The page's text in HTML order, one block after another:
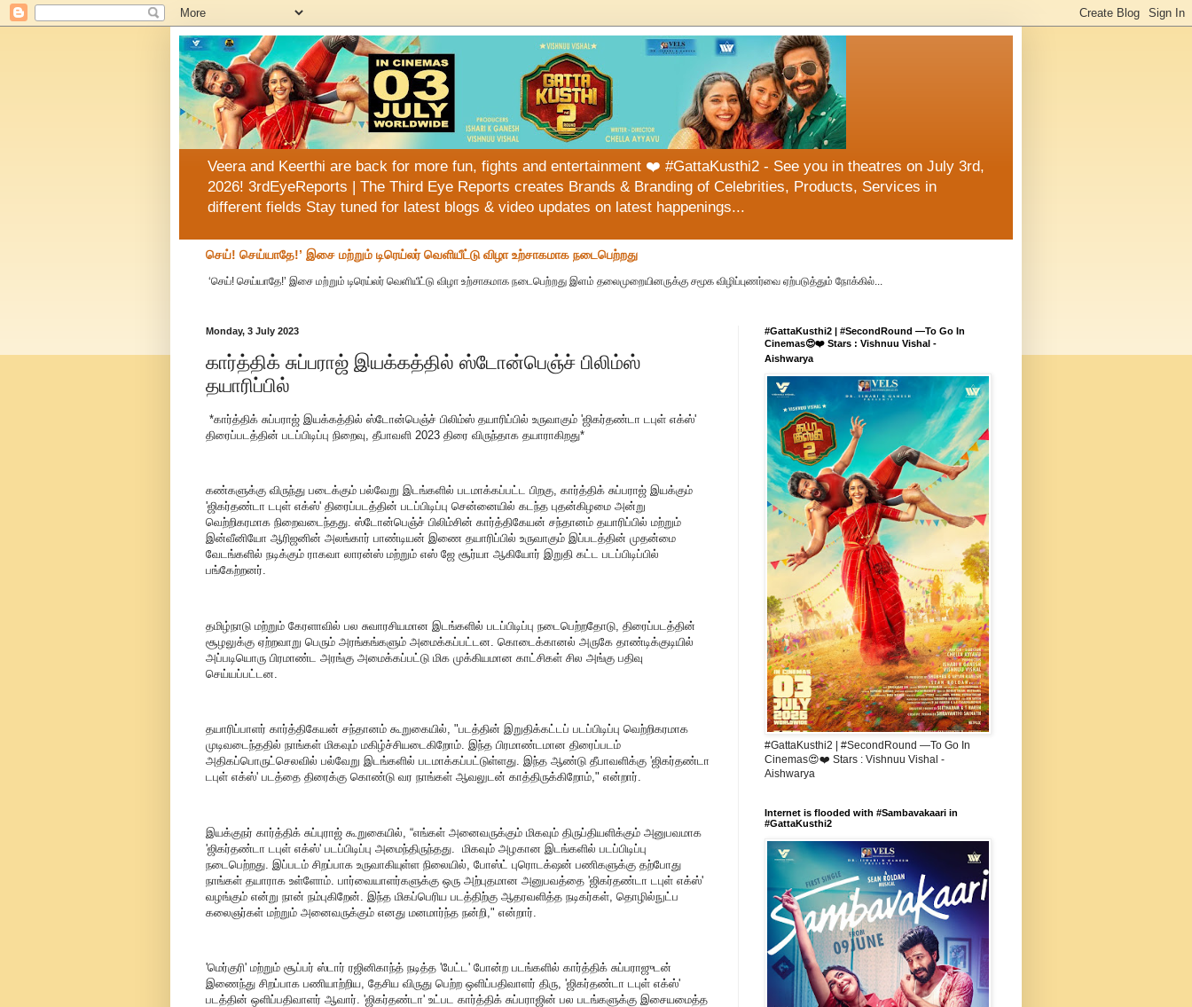
Veera and Keerthi are back for more fun, fights and entertainment ❤️ #GattaKusthi2 - See you in theatres on July 3rd,
2026! 3rdEyeReports | The Third Eye Reports creates Brands & Branding of Celebrities, Products, Services in
different fields Stay tuned for latest blogs & video updates on latest happenings...
செய்! செய்யாதே!’ இசை மற்றும் டிரெய்லர் வெளியீட்டு விழா உற்சாகமாக நடைபெற்றது
‘செய்! செய்யாதே!’ இசை மற்றும் டிரெய்லர் வெளியீட்டு விழா உற்சாகமாக நடைபெற்றது இளம் தலைமுறையினருக்கு சமூக விழிப்புணர்வை ஏற்படுத்தும் நோக்கில்...
Monday, 3 July 2023
கார்த்திக் சுப்பராஜ் இயக்கத்தில் ஸ்டோன்பெஞ்ச் பிலிம்ஸ்
தயாரிப்பில்
*கார்த்திக் சுப்பராஜ் இயக்கத்தில் ஸ்டோன்பெஞ்ச் பிலிம்ஸ் தயாரிப்பில் உருவாகும் 'ஜிகர்தண்டா டபுள் எக்ஸ்'
திரைப்படத்தின் படப்பிடிப்பு நிறைவு, தீபாவளி 2023 திரை விருந்தாக தயாராகிறது*
கண்களுக்கு விருந்து படைக்கும் பல்வேறு இடங்களில் படமாக்கப்பட்ட பிறகு, கார்த்திக் சுப்பராஜ் இயக்கும்
'ஜிகர்தண்டா டபுள் எக்ஸ்' திரைப்படத்தின் படப்பிடிப்பு சென்னையில் கடந்த புதன்கிழமை அன்று
வெற்றிகரமாக நிறைவடைந்தது. ஸ்டோன்பெஞ்ச் பிலிம்சின் கார்த்திகேயன் சந்தானம் தயாரிப்பில் மற்றும்
இன்வீனியோ ஆரிஜனின் அலங்கார் பாண்டியன் இணை தயாரிப்பில் உருவாகும் இப்படத்தின் முதன்மை
வேடங்களில் நடிக்கும் ராகவா லாரன்ஸ் மற்றும் எஸ் ஜே சூர்யா ஆகியோர் இறுதி கட்ட படப்பிடிப்பில்
பங்கேற்றனர்.
தமிழ்நாடு மற்றும் கேரளாவில் பல சுவாரசியமான இடங்களில் படப்பிடிப்பு நடைபெற்றதோடு, திரைப்படத்தின்
சூழலுக்கு ஏற்றவாறு பெரும் அரங்கங்களும் அமைக்கப்பட்டன. கொடைக்கானல் அருகே தாண்டிக்குடியில்
அப்படியொரு பிரமாண்ட அரங்கு அமைக்கப்பட்டு மிக முக்கியமான காட்சிகள் சில அங்கு பதிவு
செய்யப்பட்டன.
தயாரிப்பாளர் கார்த்திகேயன் சந்தானம் கூறுகையில், "படத்தின் இறுதிக்கட்டப் படப்பிடிப்பு வெற்றிகரமாக
முடிவடைந்ததில் நாங்கள் மிகவும் மகிழ்ச்சியடைகிறோம். இந்த பிரமாண்டமான திரைப்படம்
அதிகப்பொருட்செலவில் பல்வேறு இடங்களில் படமாக்கப்பட்டுள்ளது. இந்த ஆண்டு தீபாவளிக்கு 'ஜிகர்தண்டா
டபுள் எக்ஸ்' படத்தை திரைக்கு கொண்டு வர நாங்கள் ஆவலுடன் காத்திருக்கிறோம்," என்றார்.
இயக்குநர் கார்த்திக் சுப்புராஜ் கூறுகையில், “எங்கள் அனைவருக்கும் மிகவும் திருப்தியளிக்கும் அனுபவமாக
'ஜிகர்தண்டா டபுள் எக்ஸ்' படப்பிடிப்பு அமைந்திருந்தது. மிகவும் அழகான இடங்களில் படப்பிடிப்பு
நடைபெற்றது. இப்படம் சிறப்பாக உருவாகியுள்ள நிலையில், போஸ்ட் புரொடக்‌ஷன் பணிகளுக்கு தற்போது
நாங்கள் தயாராக உள்ளோம். பார்வையாளர்களுக்கு ஒரு அற்புதமான அனுபவத்தை 'ஜிகர்தண்டா டபுள் எக்ஸ்'
வழங்கும் என்று நான் நம்புகிறேன். இந்த மிகப்பெரிய படத்திற்கு ஆதரவளித்த நடிகர்கள், தொழில்நுட்ப
கலைஞர்கள் மற்றும் அனைவருக்கும் எனது மனமார்ந்த நன்றி," என்றார்.
'மெர்குரி' மற்றும் சூப்பர் ஸ்டார் ரஜினிகாந்த் நடித்த 'பேட்ட' போன்ற படங்களில் கார்த்திக் சுப்பராஜுடன்
இணைந்து சிறப்பாக பணியாற்றிய, தேசிய விருது பெற்ற ஒளிப்பதிவாளர் திரு, 'ஜிகர்தண்டா டபுள் எக்ஸ்'
படத்தின் ஒளிப்பதிவாளர் ஆவார். 'ஜிகர்தண்டா' உட்பட கார்த்திக் சுப்பராஜின் பல படங்களுக்கு இசையமைத்த
#GattaKusthi2 | #SecondRound —To Go In
Cinemas😍❤️ Stars : Vishnuu Vishal -
Aishwarya
#GattaKusthi2 | #SecondRound —To Go In
Cinemas😍❤️ Stars : Vishnuu Vishal -
Aishwarya
Internet is flooded with #Sambavakaari in
#GattaKusthi2